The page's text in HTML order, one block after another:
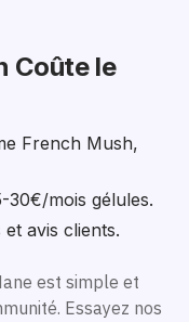
Coûte le
French Mush,
30€/mois gélules.
avis clients.
est simple et
Essayez nos